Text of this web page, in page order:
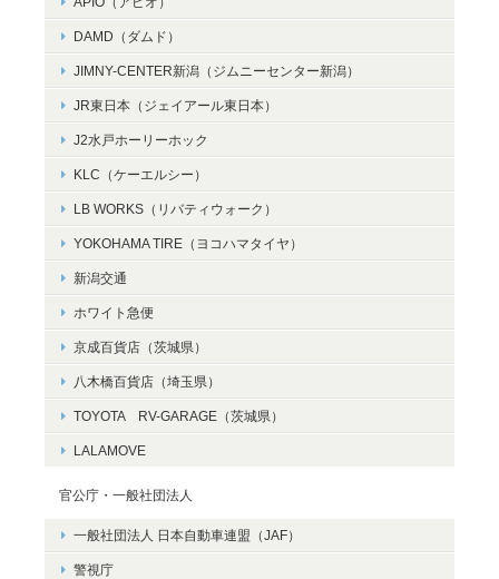
DAMD（ダムド）
JIMNY-CENTER新潟（ジムニーセンター新潟）
JR東日本（ジェイアール東日本）
J2水戸ホーリーホック
KLC（ケーエルシー）
LB WORKS（リバティウォーク）
YOKOHAMA TIRE（ヨコハマタイヤ）
新潟交通
ホワイト急便
京成百貨店（茨城県）
八木橋百貨店（埼玉県）
TOYOTA RV-GARAGE（茨城県）
LALAMOVE
官公庁・一般社団法人
一般社団法人 日本自動車連盟（JAF）
警視庁